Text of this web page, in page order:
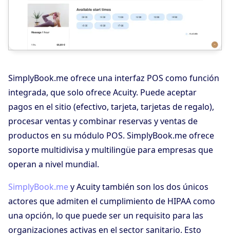
SimplyBook.me ofrece una interfaz POS como función
integrada, que solo ofrece Acuity. Puede aceptar
pagos en el sitio (efectivo, tarjeta, tarjetas de regalo),
procesar ventas y combinar reservas y ventas de
productos en su módulo POS. SimplyBook.me ofrece
soporte multidivisa y multilingüe para empresas que
operan a nivel mundial.
SimplyBook.mey Acuity también son los dos únicos
actores que admiten el cumplimiento de HIPAA como
una opción, lo que puede ser un requisito para las
organizaciones activas en el sector sanitario. Esto